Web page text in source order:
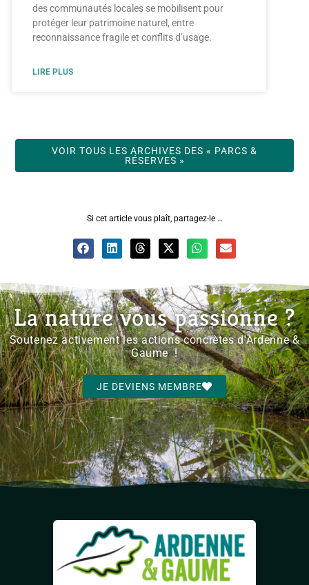
des communautés locales se mobilisent pour
protéger leur patrimoine naturel, entre
reconnaissance fragile et conflits d’usage.
LIRE PLUS
VOIR TOUS LES ARCHIVES DES « PARCS &
RÉSERVES »
Si cet article vous plaît, partagez-le …
La nature vous passionne ?
Soutenez activement les actions concrètes d'Ardenne &
Gaume !
JE DEVIENS MEMBRE